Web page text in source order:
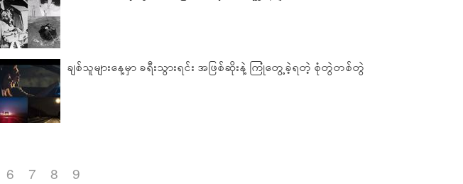
ချစ်သူများနေ့မှာ ခရီးသွားရင်း အဖြစ်ဆိုးနဲ့ ကြုံတွေ့ခဲ့ရတဲ့ စုံတွဲတစ်တွဲ
6 7 8 9